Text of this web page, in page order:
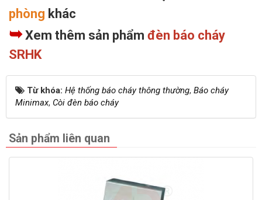
phòng khác
➥Xem thêm sản phẩm đèn báo cháy
SRHK
Từ khóa: Hệ thống báo cháy thông thường, Báo cháy
Minimax, Còi đèn báo cháy
Sản phẩm liên quan